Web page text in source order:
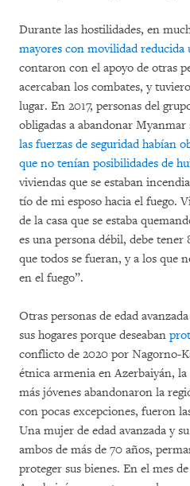
Durante las hostilidades, en
mayores con movilidad reducida
contaron con el apoyo de otras
acercaban los combates, y
lugar. En 2017, personas del
obligadas a abandonar Myanmar
las fuerzas de seguridad habían
que no tenían posibilidades de
viviendas que se estaban
tío de mi esposo hacia el fuego.
de la casa que se estaba
es una persona débil, debe
que todos se fueran, y a los que
en el fuego”.
Otras personas de edad
sus hogares porque deseaban
conflicto de 2020 por Nagorno-
étnica armenia en Azerbaiyán,
más jóvenes abandonaron la
con pocas excepciones, fueron
Una mujer de edad avanzada y
ambos de más de 70 años,
proteger sus bienes. En el mes